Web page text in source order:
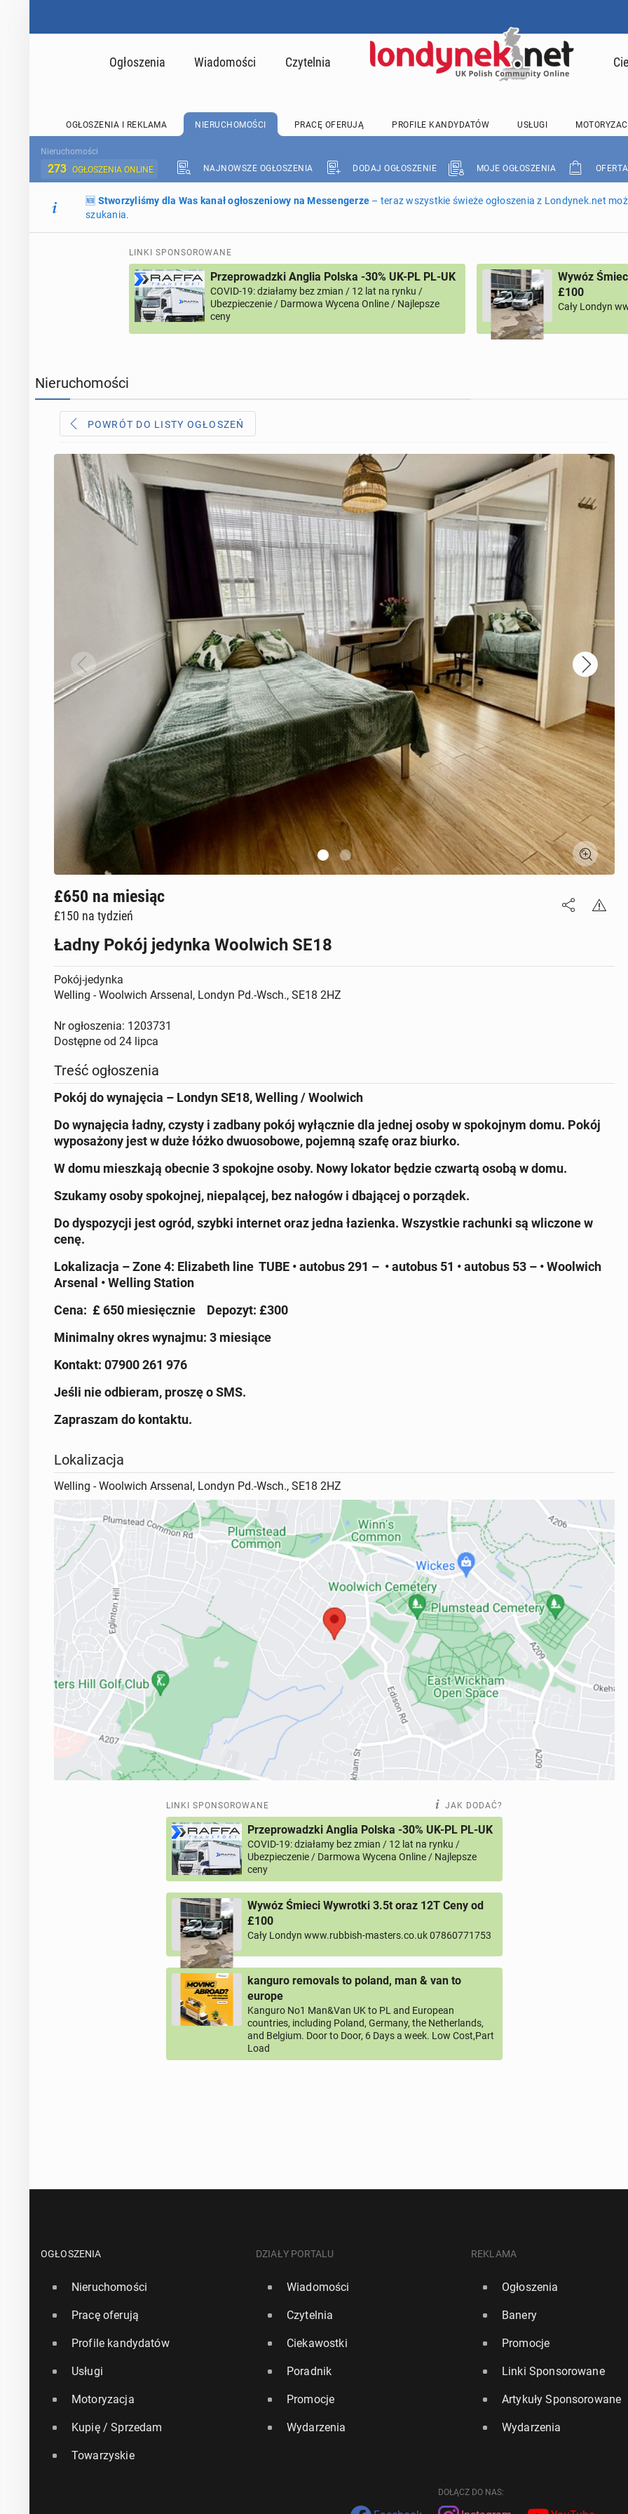
Ogłoszenia Wiadomości Czytelnia
OGŁOSZENIA I REKLAMA NIERUCHOMOŚCI PRACĘ OFERUJĄ PROFILE KANDYDATÓW USŁUGI
Nieruchomości
273 OGŁOSZENIA ONLINE NAJNOWSZE OGŁOSZENIA DODAJ OGŁOSZENIE MOJE OGŁOSZENIA
🆕 Stworzyliśmy dla Was kanał ogłoszeniowy na Messengerze – teraz wszystkie świeże ogłoszenia z Londynek.net
szukania.
LINKI SPONSOROWANE
Przeprowadzki Anglia Polska -30% UK-PL PL-UK
COVID-19: działamy bez zmian / 12 lat na rynku /
Ubezpieczenie / Darmowa Wycena Online / Najlepsze
ceny
Wywóz
£100
Cały Londyn
Nieruchomości
POWRÓT DO LISTY OGŁOSZEŃ
£650 na miesiąc
£150 na tydzień
Ładny Pokój jedynka Woolwich SE18
Pokój-jedynka
Welling - Woolwich Arssenal, Londyn Pd.-Wsch., SE18 2HZ
Nr ogłoszenia: 1203731
Dostępne od 24 lipca
Treść ogłoszenia
Pokój do wynajęcia – Londyn SE18, Welling / Woolwich
Do wynajęcia ładny, czysty i zadbany pokój wyłącznie dla jednej osoby w spokojnym domu. Pokój
wyposażony jest w duże łóżko dwuosobowe, pojemną szafę oraz biurko.
W domu mieszkają obecnie 3 spokojne osoby. Nowy lokator będzie czwartą osobą w domu.
Szukamy osoby spokojnej, niepalącej, bez nałogów i dbającej o porządek.
Do dyspozycji jest ogród, szybki internet oraz jedna łazienka. Wszystkie rachunki są wliczone w
cenę.
Lokalizacja – Zone 4: Elizabeth line TUBE • autobus 291 – • autobus 51 • autobus 53 – • Woolwich
Arsenal • Welling Station
Cena: £ 650 miesięcznie Depozyt: £300
Minimalny okres wynajmu: 3 miesiące
Kontakt: 07900 261 976
Jeśli nie odbieram, proszę o SMS.
Zapraszam do kontaktu.
Lokalizacja
Welling - Woolwich Arssenal, Londyn Pd.-Wsch., SE18 2HZ
LINKI SPONSOROWANE JAK DODAĆ?
Przeprowadzki Anglia Polska -30% UK-PL PL-UK
COVID-19: działamy bez zmian / 12 lat na rynku /
Ubezpieczenie / Darmowa Wycena Online / Najlepsze
ceny
Wywóz Śmieci Wywrotki 3.5t oraz 12T Ceny od
£100
Cały Londyn www.rubbish-masters.co.uk 07860771753
kanguro removals to poland, man & van to
europe
Kanguro No1 Man&Van UK to PL and European
countries, including Poland, Germany, the Netherlands,
and Belgium. Door to Door, 6 Days a week. Low Cost,Part
Load
OGŁOSZENIA
Nieruchomości
Pracę oferują
Profile kandydatów
Usługi
Motoryzacja
Kupię / Sprzedam
Towarzyskie
DZIAŁY PORTALU
Wiadomości
Czytelnia
Ciekawostki
Poradnik
Promocje
Wydarzenia
REKLAMA
Ogłoszenia
Banery
Promocje
Linki Sponsorowane
Artykuły Sponsorowane
Wydarzenia
DOŁĄCZ DO NAS: